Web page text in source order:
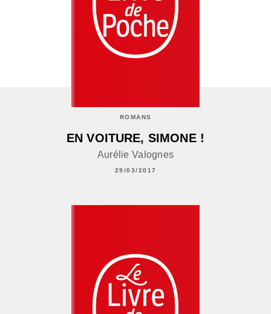
ROMANS
EN VOITURE, SIMONE !
Aurélie Valognes
29/03/2017